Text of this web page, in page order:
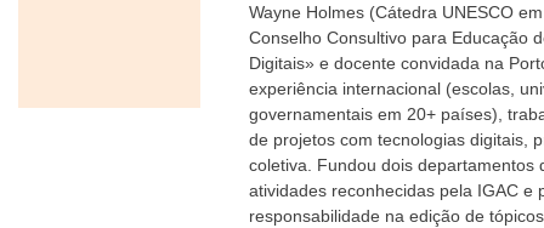
Wayne Holmes (Cátedra UNESCO
Conselho Consultivo para Educação
Digitais» e docente convidada na
experiência internacional (escolas,
governamentais em 20+ países),
de projetos com tecnologias digitais,
coletiva. Fundou dois departamentos
atividades reconhecidas pela IGAC e
responsabilidade na edição de